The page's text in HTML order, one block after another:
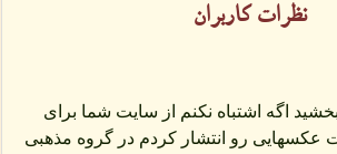
نظرات كاربران
اگه اشتباه نکنم از سایت شما برای
عکسهایی رو انتشار کردم در گروه مذهبی